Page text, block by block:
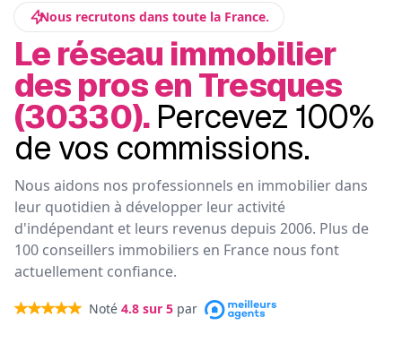
Nous recrutons dans toute la France.
Le réseau immobilier
des pros en Tresques
(30330). Percevez 100%
de vos commissions.
Nous aidons nos professionnels en immobilier dans
leur quotidien à développer leur activité
d'indépendant et leurs revenus depuis 2006. Plus de
100 conseillers immobiliers en France nous font
actuellement confiance.
Noté 4.8 sur 5 par